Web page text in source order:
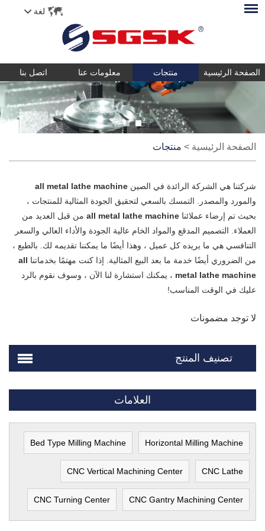
لغة
الصفحة الرئيسية منتجات معلومات عنا اتصل بنا
الصفحة الرئيسية > منتجات
شركتنا هي الشركة الرائدة في الصين all metal lathe machine
والمورد والمصدر. التمسك بالسعي لتحقيق الجودة المثالية للمنتجات ،
بحيث تم إرضاء عملائنا all metal lathe machine من قبل العديد من
العملاء. التصميم المدقع والمواد الخام عالية الجودة والأداء العالي والسعر
التنافسي هي ما يريده كل عميل ، وهذا أيضًا ما يمكننا تقديمه لك. بالطبع ،
من الضروري أيضًا خدمة ما بعد البيع المثالية. إذا كنت مهتمًا بخدماتنا all
metal lathe machine ، يمكنك استشارة لنا الآن ، وسوف نقوم بالرد
عليك في الوقت المناسب!
لا توجد مضمونات
تصنيف المنتج
العلامات
Horizontal Milling Machine
Bed Type Milling Machine
CNC Lathe
CNC Vertical Machining Center
CNC Gantry Machining Center
CNC Turning Center